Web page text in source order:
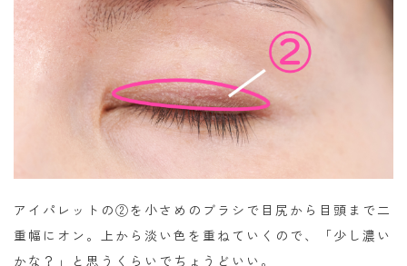
アイパレットの②を小さめのブラシで目尻から目頭まで二
重幅にオン。上から淡い色を重ねていくので、「少し濃い
かな？」と思うくらいでちょうどいい。